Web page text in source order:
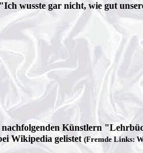
wusste gar nicht, wie gut
nachfolgenden Künstlern
Wikipedia gelistet(Fremde Links: